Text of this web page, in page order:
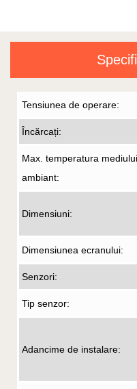
Tensiunea de operare:
Încărcați:
Max. temperatura mediului
ambiant:
Dimensiuni:
Dimensiunea ecranului:
Senzori:
Tip senzor:
Adancime de instalare: